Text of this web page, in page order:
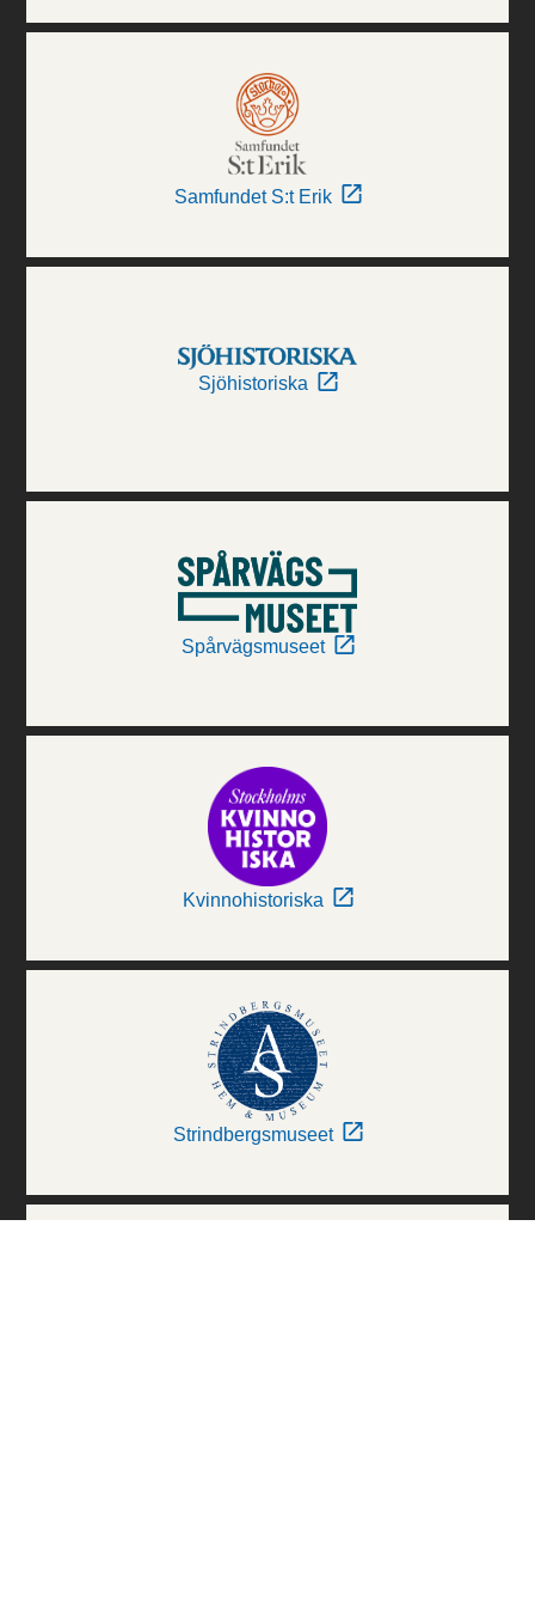
Samfundet S:t Erik
Sjöhistoriska
Spårvägsmuseet
Kvinnohistoriska
Strindbergsmuseet